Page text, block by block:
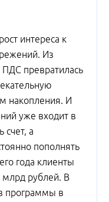
интереса к
Из
ПДС превратилась
накопления. И
уже входит в
счет, а
пополнять
года клиенты
млрд рублей. В
программы в